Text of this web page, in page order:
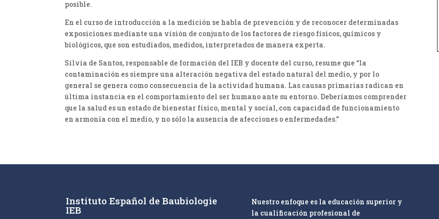
posible.
En el curso de introducción a la medición se habla de prevención y de reconocer determinadas
exposiciones mediante una visión de conjunto de los factores de riesgo físicos, químicos y
biológicos, que son estudiados, medidos, interpretados de manera experta.
Silvia de Santos, responsable de formación del IEB y docente del curso, resume que “la
contaminación es siempre una alteración negativa del estado natural del medio, y por lo
general se genera como consecuencia de la actividad humana. Las causas primarias radican en
última instancia en el comportamiento del ser humano ante su entorno. Deberíamos comprender
que la salud es un estado de bienestar físico, mental y social, con capacidad de funcionamiento
en armonía con el medio, y no sólo la ausencia de afecciones o enfermedades.”
Instituto Español de Baubiologie
IEB
Nuestro enfoque es la educación superior y
la cualificación profesional de